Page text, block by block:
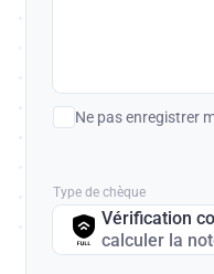
Ne pas enregistrer
Type de chèque
Vérification
calculer la